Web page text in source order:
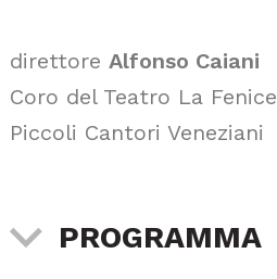
direttore Alfonso Caiani
Coro del Teatro La Fenice
Piccoli Cantori Veneziani
PROGRAMMA